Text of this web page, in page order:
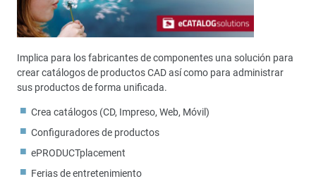
Implica para los fabricantes de componentes una solución para
crear catálogos de productos CAD así como para administrar
sus productos de forma unificada.
Crea catálogos (CD, Impreso, Web, Móvil)
Configuradores de productos
ePRODUCTplacement
Ferias de entretenimiento